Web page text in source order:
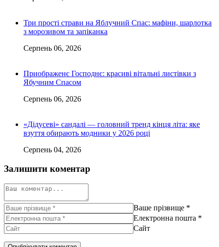
Три прості страви на Яблучний Спас: мафіни, шарлотка
з морозивом та запіканка
Серпень 06, 2026
Приображенє Господнє: красиві вітальні листівки з
Ябучним Спасом
Серпень 06, 2026
«Дідусеві» сандалі — головний тренд кінця літа: яке
взуття обирають модники у 2026 році
Серпень 04, 2026
Залишити коментар
Ваше прізвище *
Електронна пошта *
Сайт